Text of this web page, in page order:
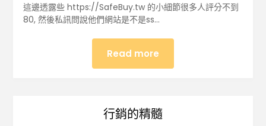
這邊透露些 https://SafeBuy.tw 的小細節很多人評分不到
80, 然後私訊問說他們網站是不是ss…
Read more
行銷的精髓